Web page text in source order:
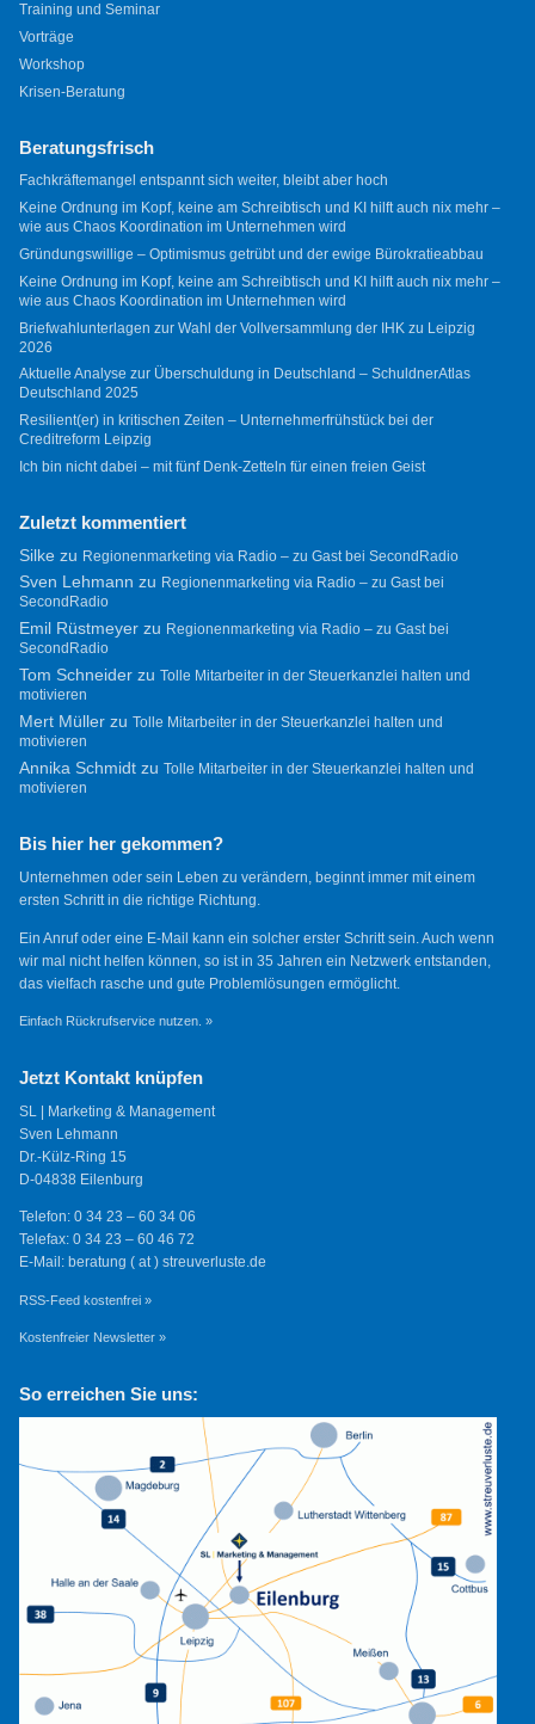
Training und Seminar
Vorträge
Workshop
Krisen-Beratung
Beratungsfrisch
Fachkräftemangel entspannt sich weiter, bleibt aber hoch
Keine Ordnung im Kopf, keine am Schreibtisch und KI hilft auch nix mehr –
wie aus Chaos Koordination im Unternehmen wird
Gründungswillige – Optimismus getrübt und der ewige Bürokratieabbau
Keine Ordnung im Kopf, keine am Schreibtisch und KI hilft auch nix mehr –
wie aus Chaos Koordination im Unternehmen wird
Briefwahlunterlagen zur Wahl der Vollversammlung der IHK zu Leipzig
2026
Aktuelle Analyse zur Überschuldung in Deutschland – SchuldnerAtlas
Deutschland 2025
Resilient(er) in kritischen Zeiten – Unternehmerfrühstück bei der
Creditreform Leipzig
Ich bin nicht dabei – mit fünf Denk-Zetteln für einen freien Geist
Zuletzt kommentiert
Silkezu Regionenmarketing via Radio – zu Gast bei SecondRadio
Sven Lehmann zu Regionenmarketing via Radio – zu Gast bei
SecondRadio
Emil Rüstmeyerzu Regionenmarketing via Radio – zu Gast bei
SecondRadio
Tom Schneiderzu Tolle Mitarbeiter in der Steuerkanzlei halten und
motivieren
Mert Müllerzu Tolle Mitarbeiter in der Steuerkanzlei halten und
motivieren
Annika Schmidtzu Tolle Mitarbeiter in der Steuerkanzlei halten und
motivieren
Bis hier her gekommen?
Unternehmen oder sein Leben zu verändern, beginnt immer mit einem
ersten Schritt in die richtige Richtung.
Ein Anruf oder eine E-Mail kann ein solcher erster Schritt sein. Auch wenn
wir mal nicht helfen können, so ist in 35 Jahren ein Netzwerk entstanden,
das vielfach rasche und gute Problemlösungen ermöglicht.
Einfach Rückrufservice nutzen. »
Jetzt Kontakt knüpfen
SL | Marketing & Management
Sven Lehmann
Dr.-Külz-Ring 15
D-04838 Eilenburg
Telefon: 0 34 23 – 60 34 06
Telefax: 0 34 23 – 60 46 72
E-Mail: beratung ( at ) streuverluste.de
RSS-Feed kostenfrei »
Kostenfreier Newsletter »
So erreichen Sie uns: